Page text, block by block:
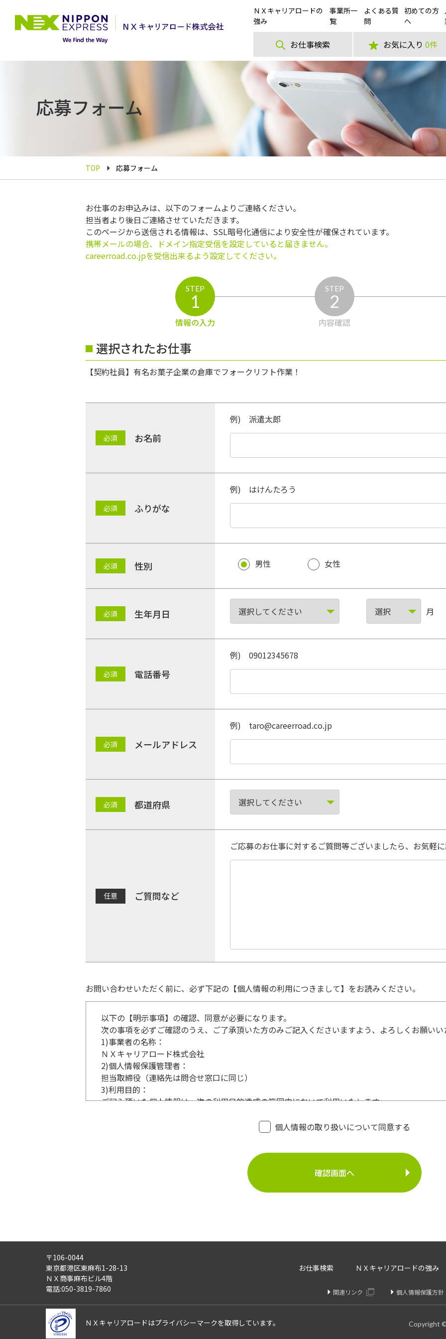
ＮＸキャリアロードの
強み
事業所一
覧
よくある質
問
初めての方
へ
お仕事検索 お気に入り 0件
応募フォーム
TOP 応募フォーム
お仕事のお申込みは、以下のフォームよりご連絡ください。
担当者より後日ご連絡させていただきます。
このページから送信される情報は、SSL暗号化通信により安全性が確保されています。
携帯メールの場合、ドメイン指定受信を設定していると届きません。
careerroad.co.jpを受信出来るよう設定してください。
STEP
1
情報の入力
STEP
2
内容確認
選択されたお仕事
【契約社員】有名お菓子企業の倉庫でフォークリフト作業！
お名前
例) 派遣太郎
ふりがな
例) はけんたろう
性別 男性 女性
生年月日 月
電話番号
例) 09012345678
メールアドレス
例) taro@careerroad.co.jp
都道府県
ご質問など
ご応募のお仕事に対するご質問等ございましたら、お気軽
お問い合わせいただく前に、必ず下記の【個人情報の利用につきまして】をお読みください。
以下の【明示事項】の確認、同意が必要になります。
次の事項を必ずご確認のうえ、ご了承頂いた方のみご記入くださいますよう、よろしくお願いい
1)事業者の名称：
ＮＸキャリアロード株式会社
2)個人情報保護管理者：
担当取締役（連絡先は問合せ窓口に同じ）
3)利用目的：
ご記入頂いた個人情報は、次の利用目的達成の範囲内において利用いたします。
・登録面接に関するご連絡のため
・お問い合わせへのご対応
・お問い合わせ履歴の管理
・サービス向上のための検討資料作成等
ご記入頂いた個人情報について、開示を請求することができます。
また、ご記入頂いた個人情報に誤りや変更があった場合は訂正、追加、削除を請求することがで
さらにまた、個人情報の利用停止、消去、または第三者提供停止を請求することが出来ます。
これらの請求は、次の窓口にて受け付けております。
個人情報の取り扱いについて同意する
〒106-0044
東京都港区東麻布1-28-13
ＮＸ商事麻布ビル4階
電話:050-3819-7860
お仕事検索 ＮＸキャリアロードの強み
関連リンク 個人情報保護方針
ＮＸキャリアロードはプライバシーマークを取得しています。 Copyright